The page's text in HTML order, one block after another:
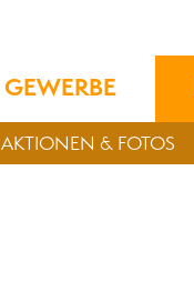
GEWERBE
AKTIONEN & FOTOS